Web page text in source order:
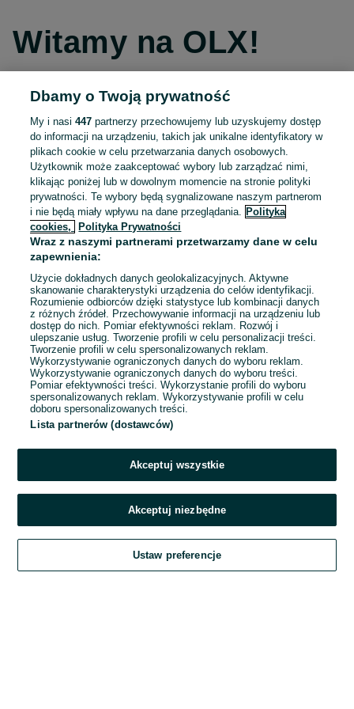
Witamy na OLX!
Kontynuuj przez Facebooka
Kontynuuj przez konto Apple
Kontynuuj przez konto Google
LUB
E-mail
Hasło
Zaloguj się
Kontynuując za pośrednictwem jednego z dostawców wskazanych powyżej,
OLX.pl w jego aktualnym brzmieniu.
Dbamy o Twoją prywatność
My i nasi447 partnerzy przechowujemy lub uzyskujemy dostęp
do informacji na urządzeniu, takich jak unikalne identyfikatory w
plikach cookie w celu przetwarzania danych osobowych.
Użytkownik może zaakceptować wybory lub zarządzać nimi,
klikając poniżej lub w dowolnym momencie na stronie polityki
prywatności. Te wybory będą sygnalizowane naszym partnerom
i nie będą miały wpływu na dane przeglądania.
Polityka
cookies,
Polityka Prywatności
Wraz z naszymi partnerami przetwarzamy dane w celu
zapewnienia:
Użycie dokładnych danych geolokalizacyjnych. Aktywne
skanowanie charakterystyki urządzenia do celów identyfikacji.
Rozumienie odbiorców dzięki statystyce lub kombinacji danych
z różnych źródeł. Przechowywanie informacji na urządzeniu lub
dostęp do nich. Pomiar efektywności reklam. Rozwój i
ulepszanie usług. Tworzenie profili w celu personalizacji treści.
Tworzenie profili w celu spersonalizowanych reklam.
Wykorzystywanie ograniczonych danych do wyboru reklam.
Wykorzystywanie ograniczonych danych do wyboru treści.
Pomiar efektywności treści. Wykorzystanie profili do wyboru
spersonalizowanych reklam. Wykorzystywanie profili w celu
doboru spersonalizowanych treści.
Lista partnerów (dostawców)
Akceptuj wszystkie
Akceptuj niezbędne
Ustaw preferencje